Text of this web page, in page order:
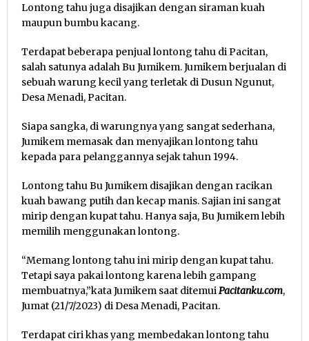
Lontong tahu juga disajikan dengan siraman kuah
maupun bumbu kacang.
Terdapat beberapa penjual lontong tahu di Pacitan,
salah satunya adalah Bu Jumikem. Jumikem berjualan di
sebuah warung kecil yang terletak di Dusun Ngunut,
Desa Menadi, Pacitan.
Siapa sangka, di warungnya yang sangat sederhana,
Jumikem memasak dan menyajikan lontong tahu
kepada para pelanggannya sejak tahun 1994.
Lontong tahu Bu Jumikem disajikan dengan racikan
kuah bawang putih dan kecap manis. Sajian ini sangat
mirip dengan kupat tahu. Hanya saja, Bu Jumikem lebih
memilih menggunakan lontong.
“Memang lontong tahu ini mirip dengan kupat tahu.
Tetapi saya pakai lontong karena lebih gampang
membuatnya,”kata Jumikem saat ditemuiPacitanku.com,
Jumat (21/7/2023) di Desa Menadi, Pacitan.
Terdapat ciri khas yang membedakan lontong tahu